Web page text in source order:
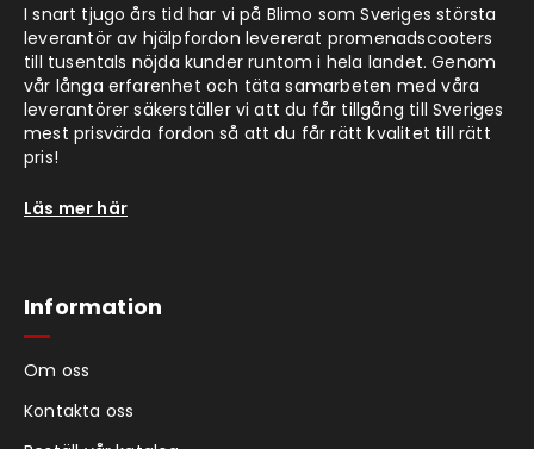
I snart tjugo års tid har vi på Blimo som Sveriges största
leverantör av hjälpfordon levererat promenadscooters
till tusentals nöjda kunder runtom i hela landet. Genom
vår långa erfarenhet och täta samarbeten med våra
leverantörer säkerställer vi att du får tillgång till Sveriges
mest prisvärda fordon så att du får rätt kvalitet till rätt
pris!
Läs mer här
Information
Om oss
Kontakta oss